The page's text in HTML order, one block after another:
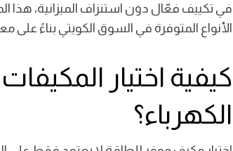
في تكييف فعّال دون استنزاف الميزانية، هذا
الأنواع المتوفرة في السوق الكويتي بناءً على
كيفية اختيار
الكهرباء؟